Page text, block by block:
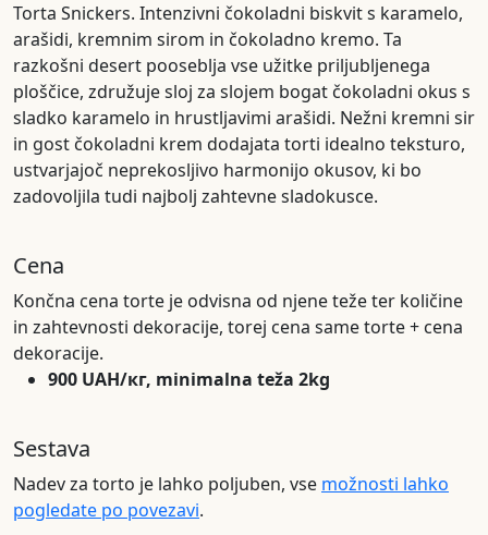
Torta Snickers. Intenzivni čokoladni biskvit s karamelo,
arašidi, kremnim sirom in čokoladno kremo. Ta
razkošni desert pooseblja vse užitke priljubljenega
ploščice, združuje sloj za slojem bogat čokoladni okus s
sladko karamelo in hrustljavimi arašidi. Nežni kremni sir
in gost čokoladni krem dodajata torti idealno teksturo,
ustvarjajoč neprekosljivo harmonijo okusov, ki bo
zadovoljila tudi najbolj zahtevne sladokusce.
Cena
Končna cena torte je odvisna od njene teže ter količine
in zahtevnosti dekoracije, torej cena same torte + cena
dekoracije.
900 UAH/кг, minimalna teža 2kg
Sestava
Nadev za torto je lahko poljuben, vse možnosti lahko
pogledate po povezavi.